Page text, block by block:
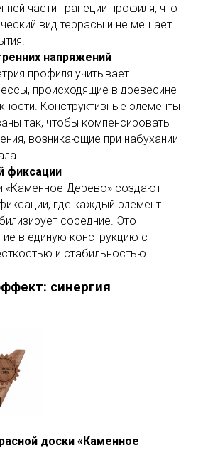
части трапеции профиля, что
вид террасы и не мешает
напряжений
профиля учитывает
происходящие в древесине
Конструктивные элементы
так, чтобы компенсировать
возникающие при набухании
фиксации
«Каменное Дерево» создают
где каждый элемент
соседние. Это
в единую конструкцию с
и стабильностью
синергия
доски «Каменное